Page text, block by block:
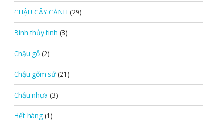
CHẬU CÂY CẢNH (29)
Bình thủy tinh (3)
Chậu gỗ (2)
Chậu gốm sứ (21)
Chậu nhựa (3)
Hết hàng (1)